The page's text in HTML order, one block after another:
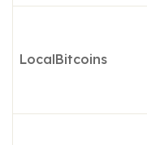
LocalBitcoins